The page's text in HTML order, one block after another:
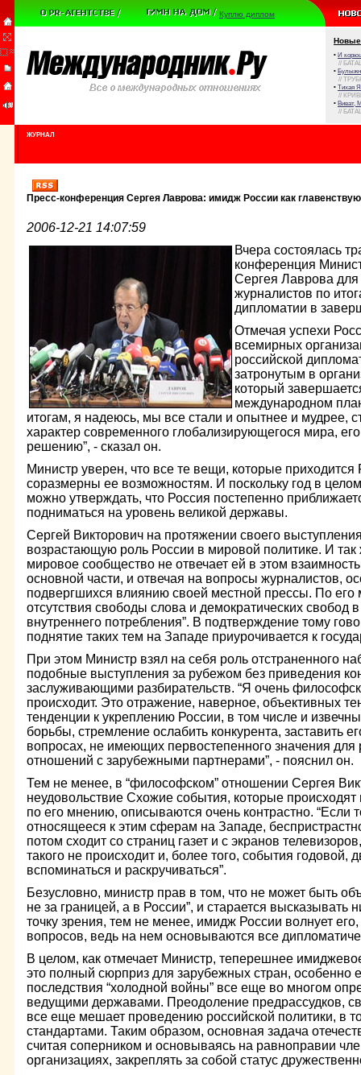
Куплю диплом
Новые
• И
//
•
//
• Тихая
//
• Виват,
//
ЖУРНАЛ
Пресс-конференция Сергея Лаврова: имидж России как
2006-12-21 14:07:59
Вчера состоялась
конференция
Сергея Лаврова для
журналистов по
дипломатии в
Отмечая успехи
всемирных
российской
затронутым в
который
международном
итогам, я надеюсь, мы все стали и опытнее и мудрее,
характер современного глобализирующегося мира,
решению”, - сказал он.
Министр уверен, что все те вещи, которые
соразмерны ее возможностям. И поскольку год в
можно утверждать, что Россия постепенно
подниматься на уровень великой державы.
Сергей Викторович на протяжении своего
возрастающую роль России в мировой политике. И так
мировое сообщество не отвечает ей в этом
основной части, и отвечая на вопросы журналистов,
подвергшихся влиянию своей местной прессы. По
отсутствия свободы слова и демократических свобод
внутреннего потребления”. В подтверждение тому
поднятие таких тем на Западе приурочивается к
При этом Министр взял на себя роль отстраненного
подобные выступления за рубежом без приведения
заслуживающими разбирательств. “Я очень
происходит. Это отражение, наверное, объективных
тенденции к укреплению России, в том числе и
борьбы, стремление ослабить конкурента, заставить
вопросах, не имеющих первостепенного значения для
отношений с зарубежными партнерами”, - пояснил он.
Тем не менее, в “философском” отношении Сергея
неудовольствие Схожие события, которые происходят
по его мнению, описываются очень контрастно. “Если
относящееся к этим сферам на Западе,
потом сходит со страниц газет и с экранов
такого не происходит и, более того, события годовой,
вспоминаться и раскручиваться”.
Безусловно, министр прав в том, что не может быть
не за границей, а в России”, и старается высказывать
точку зрения, тем не менее, имидж России волнует
вопросов, ведь на нем основываются все
В целом, как отмечает Министр, теперешнее
это полный сюрприз для зарубежных стран, особенно
последствия “холодной войны” все еще во многом
ведущими державами. Преодоление предрассудков,
все еще мешает проведению российской политики, в
стандартами. Таким образом, основная задача
считая соперником и основываясь на равноправии
организациях, закреплять за собой статус